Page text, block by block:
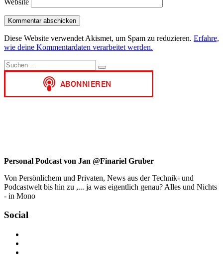
Diese Website verwendet Akismet, um Spam zu reduzieren. Erfahre,
wie deine Kommentardaten verarbeitet werden.
Suchen
nach:
Suchen
Personal Podcast von Jan @Finariel Gruber
Von Persönlichem und Privaten, News aus der Technik- und
Podcastwelt bis hin zu ,... ja was eigentlich genau? Alles und Nichts
- in Mono
Social